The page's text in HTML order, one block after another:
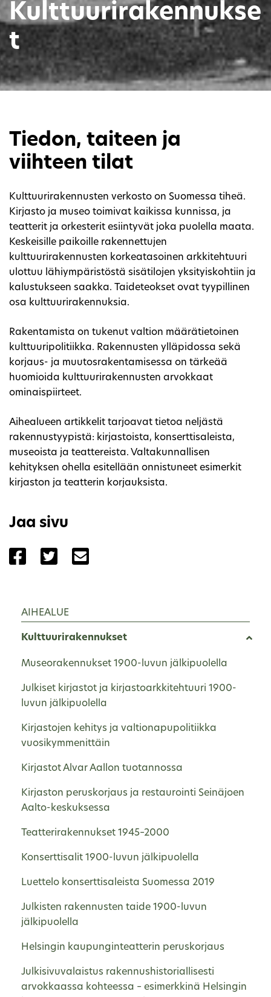
Kulttuurirakennukse
t
Tiedon, taiteen ja
viihteen tilat
Kulttuurirakennusten verkosto on Suomessa tiheä.
Kirjasto ja museo toimivat kaikissa kunnissa, ja
teatterit ja orkesterit esiintyvät joka puolella maata.
Keskeisille paikoille rakennettujen
kulttuurirakennusten korkeatasoinen arkkitehtuuri
ulottuu lähiympäristöstä sisätilojen yksityiskohtiin ja
kalustukseen saakka. Taideteokset ovat tyypillinen
osa kulttuurirakennuksia.
Rakentamista on tukenut valtion määrätietoinen
kulttuuripolitiikka. Rakennusten ylläpidossa sekä
korjaus- ja muutosrakentamisessa on tärkeää
huomioida kulttuurirakennusten arvokkaat
ominaispiirteet.
Aihealueen artikkelit tarjoavat tietoa neljästä
rakennustyypistä: kirjastoista, konserttisaleista,
museoista ja teattereista. Valtakunnallisen
kehityksen ohella esitellään onnistuneet esimerkit
kirjaston ja teatterin korjauksista.
Jaa sivu
Jaa sivu palvelussa Facebook
Jaa sivu palvelussa Twitter
Jaa sivu palvelussa Email
AIHEALUE
Kulttuurirakennukset
Museorakennukset 1900-luvun jälkipuolella
Julkiset kirjastot ja kirjastoarkkitehtuuri 1900-
luvun jälkipuolella
Kirjastojen kehitys ja valtionapupolitiikka
vuosikymmenittäin
Kirjastot Alvar Aallon tuotannossa
Kirjaston peruskorjaus ja restaurointi Seinäjoen
Aalto-keskuksessa
Teatterirakennukset 1945–2000
Konserttisalit 1900-luvun jälkipuolella
Luettelo konserttisaleista Suomessa 2019
Julkisten rakennusten taide 1900-luvun
jälkipuolella
Helsingin kaupunginteatterin peruskorjaus
Julkisivuvalaistus rakennushistoriallisesti
arvokkaassa kohteessa – esimerkkinä Helsingin